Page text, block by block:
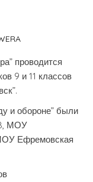
проводится
9 и 11 классов
и обороне” были
МОУ
Ефремовская